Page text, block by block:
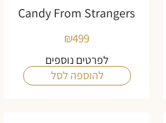
Candy From Strangers
₪499
לפרטים נוספים
להוספה לסל